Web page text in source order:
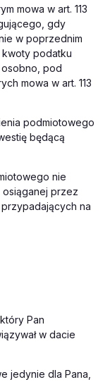
mowa w art. 113
gdy
w poprzednim
podatku
osobno, pod
mowa w art. 113
podmiotowego
będącą
nie
przez
przypadających na
Pan
w dacie
jedynie dla Pana,